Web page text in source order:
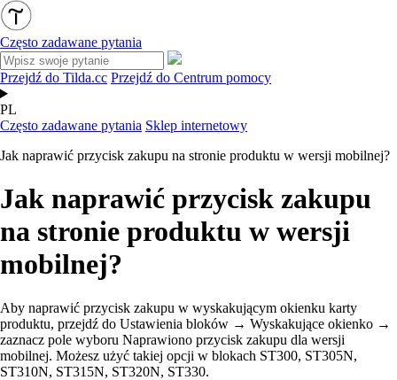
Często zadawane pytania
Przejdź do Tilda.cc Przejdź do Centrum pomocy
PL
Często zadawane pytania Sklep internetowy
Jak naprawić przycisk zakupu na stronie produktu w wersji mobilnej?
Jak naprawić przycisk zakupu
na stronie produktu w wersji
mobilnej?
Aby naprawić przycisk zakupu w wyskakującym okienku karty
produktu, przejdź do Ustawienia bloków → Wyskakujące okienko →
zaznacz pole wyboru Naprawiono przycisk zakupu dla wersji
mobilnej. Możesz użyć takiej opcji w blokach ST300, ST305N,
ST310N, ST315N, ST320N, ST330.